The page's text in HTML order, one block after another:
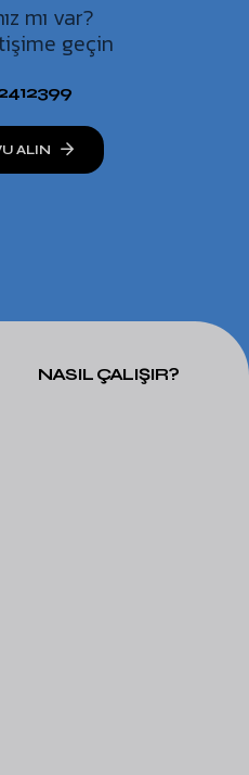
mı var?
geçin
ALIN
NASIL ÇALIŞIR?